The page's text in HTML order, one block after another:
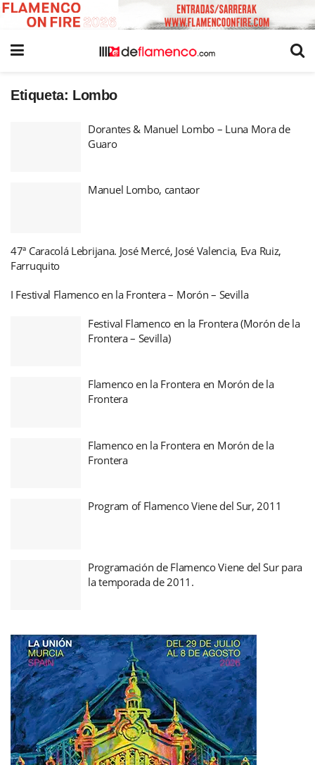
Etiqueta: Lombo
Dorantes & Manuel Lombo – Luna Mora de
Guaro
Manuel Lombo, cantaor
47ª Caracolá Lebrijana. José Mercé, José Valencia, Eva Ruiz,
Farruquito
I Festival Flamenco en la Frontera – Morón – Sevilla
Festival Flamenco en la Frontera (Morón de la
Frontera – Sevilla)
Flamenco en la Frontera en Morón de la
Frontera
Flamenco en la Frontera en Morón de la
Frontera
Program of Flamenco Viene del Sur, 2011
Programación de Flamenco Viene del Sur para
la temporada de 2011.